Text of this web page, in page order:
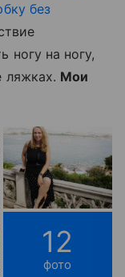
без
ногу на ногу,
ляжках. Мои
12
фото